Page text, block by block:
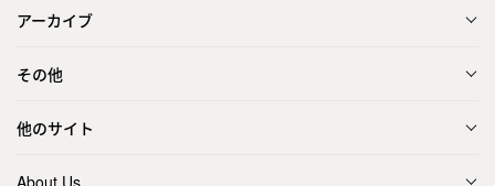
アーカイブ
その他
他のサイト
About Us